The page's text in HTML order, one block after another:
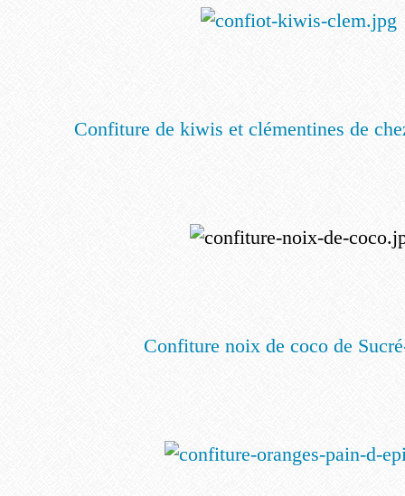
Confiture de kiwis et clémentines de
Confiture noix de coco de